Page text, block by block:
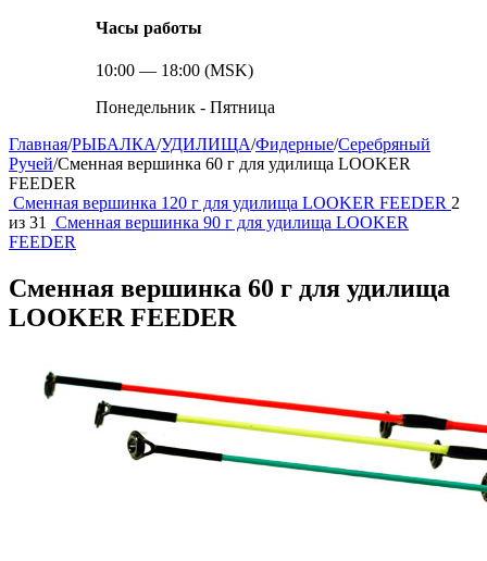
Часы работы
10:00 — 18:00 (MSK)
Понедельник - Пятница
Главная/РЫБАЛКА/УДИЛИЩА/Фидерные/Серебряный
Ручей/Сменная вершинка 60 г для удилища LOOKER
FEEDER
Сменная вершинка 120 г для удилища LOOKER FEEDER 2
из 31
Сменная вершинка 90 г для удилища LOOKER
FEEDER
Сменная вершинка 60 г для удилища
LOOKER FEEDER